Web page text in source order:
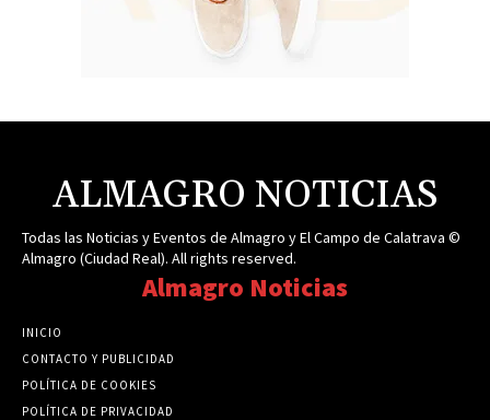
ALMAGRO NOTICIAS
Todas las Noticias y Eventos de Almagro y El Campo de Calatrava ©
Almagro (Ciudad Real). All rights reserved.
Almagro Noticias
INICIO
CONTACTO Y PUBLICIDAD
POLÍTICA DE COOKIES
POLÍTICA DE PRIVACIDAD